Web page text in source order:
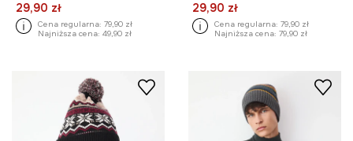
29,90 zł
Cena regularna: 79,90 zł
Najniższa cena: 49,90 zł
29,90 zł
Cena regularna: 79,90 zł
Najniższa cena: 79,90 zł